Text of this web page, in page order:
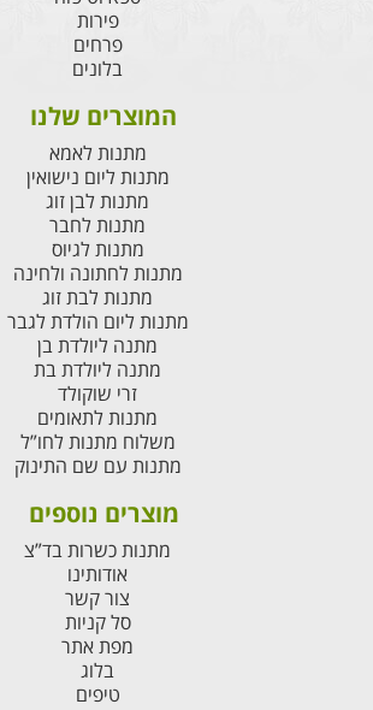
פירות
פרחים
בלונים
המוצרים שלנו
מתנות לאמא
מתנות ליום נישואין
מתנות לבן זוג
מתנות לחבר
מתנות לגיוס
מתנות לחתונה ולחינה
מתנות לבת זוג
מתנות ליום הולדת לגבר
מתנה ליולדת בן
מתנה ליולדת בת
זרי שוקולד
מתנות לתאומים
משלוח מתנות לחו”ל
מתנות עם שם התינוק
מוצרים נוספים
מתנות כשרות בד”צ
אודותינו
צור קשר
סל קניות
מפת אתר
בלוג
טיפים